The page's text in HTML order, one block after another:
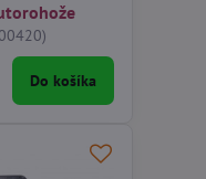
Do košíka